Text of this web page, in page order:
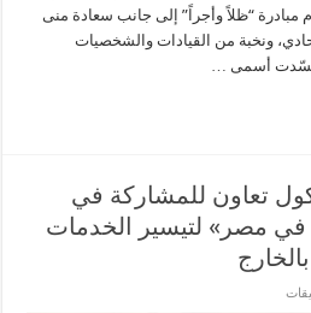
مبادرة “ظلاً وأجراً” إلى جانب سعادة منى
ونخبة من القيادات والشخصيات
جسّدت أسمى …
تعاون للمشاركة في
في مصر» لتيسير الخدمات